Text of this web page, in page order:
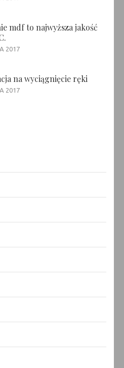
mdf to najwyższa jakość
2017
na wyciągnięcie ręki
2017